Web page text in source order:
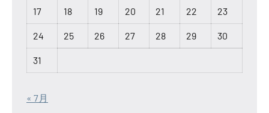
17 18 19 20 21 22 23
24 25 26 27 28 29 30
31
« 7月